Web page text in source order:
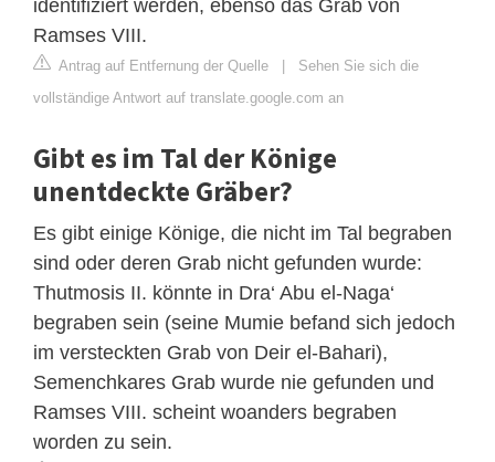
identifiziert werden, ebenso das Grab von
Ramses VIII.
Antrag auf Entfernung der Quelle | Sehen Sie sich die
vollständige Antwort auf translate.google.com an
Gibt es im Tal der Könige
unentdeckte Gräber?
Es gibt einige Könige, die nicht im Tal begraben
sind oder deren Grab nicht gefunden wurde:
Thutmosis II. könnte in Dra‘ Abu el-Naga‘
begraben sein (seine Mumie befand sich jedoch
im versteckten Grab von Deir el-Bahari),
Semenchkares Grab wurde nie gefunden und
Ramses VIII. scheint woanders begraben
worden zu sein.